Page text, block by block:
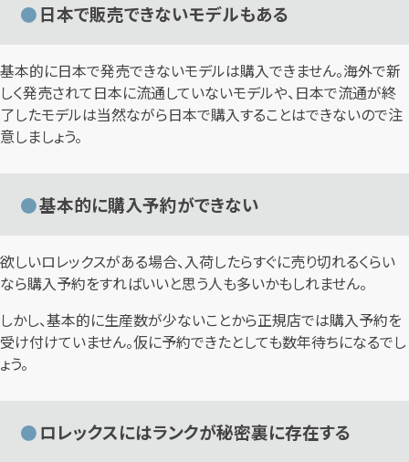
日本で販売できないモデルもある
基本的に日本で発売できないモデルは購入できません。海外で新
しく発売されて日本に流通していないモデルや、日本で流通が終
了したモデルは当然ながら日本で購入することはできないので注
意しましょう。
基本的に購入予約ができない
欲しいロレックスがある場合、入荷したらすぐに売り切れるくらい
なら購入予約をすればいいと思う人も多いかもしれません。
しかし、基本的に生産数が少ないことから正規店では購入予約を
受け付けていません。仮に予約できたとしても数年待ちになるでし
ょう。
ロレックスにはランクが秘密裏に存在する